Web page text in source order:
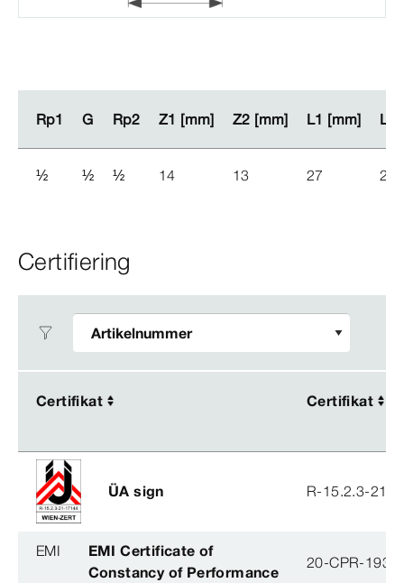
Rp1 G Rp2 Z1 [mm] Z2 [mm] L1 [mm] L2
Rp1 G Rp2 Z1 [mm] Z2 [mm] L1 [mm] L2
½ ½ ½ 14 13 27 26
Certifiering
Certifikat Certifikat
Certifikat Certifikat
ÜA sign R-15.2.3-21-
EMI
EMI Certificate of
Constancy of Performance
20-CPR-193-